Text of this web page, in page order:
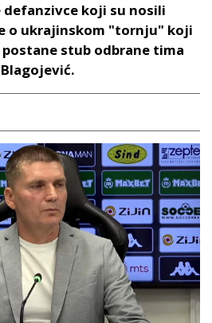
defanzivce koji su nosili
o ukrajinskom "tornju" koji
stub odbrane tima